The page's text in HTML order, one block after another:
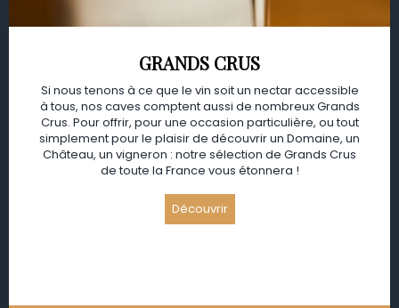
GRANDS CRUS
Si nous tenons à ce que le vin soit un nectar accessible
à tous, nos caves comptent aussi de nombreux Grands
Crus. Pour offrir, pour une occasion particulière, ou tout
simplement pour le plaisir de découvrir un Domaine, un
Château, un vigneron : notre sélection de Grands Crus
de toute la France vous étonnera !